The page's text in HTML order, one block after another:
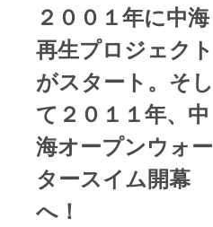
２００１年に中海
再生プロジェクト
がスタート。そし
て２０１１年、中
海オープンウォー
タースイム開幕
へ！